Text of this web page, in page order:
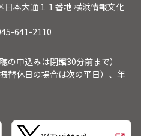
本大通１１番地 横浜情報文化
641-2110
申込みは閉館30分前まで）
休日の場合は次の平日）、年